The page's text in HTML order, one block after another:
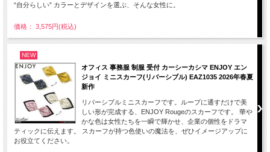
“自分らしい” カラーとデザインを選ぶ、そんな女性に。
価格： 3,575円(税込)
NEW
オフィス 事務服 制服 受付 カーシーカシマ ENJOY エン
ジョイ ミニスカーフ(リバーシブル) EAZ1035 2026年春夏
新作
リバーシブルミニスカーフです。ループに通すだけで美
しい形が完成する、ENJOY Rougeのスカーフです。 華や
かな色は女性たちを一瞬で輝かせ、企業の個性をドラマ
ティックに伝えます。 スカーフが持つ色使いの魔法を、ぜひイメージアップに
お役立てください。